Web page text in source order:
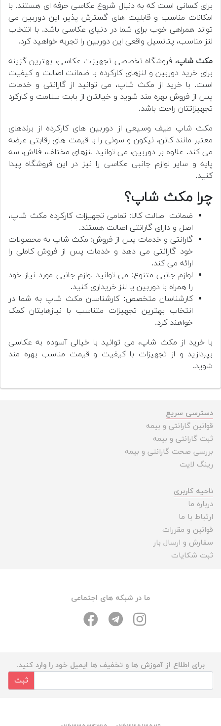
برای کسانی است که به دنبال شروع عکاسی حرفه ای هستند. با
امکانات مناسب و قابلیت های گسترش پذیر، این دوربین می
تواند همراهی خوب برای شما در دنیای عکاسی باشد. با انتخاب
لنز مناسب، پتانسیل واقعی این دوربین را تجربه خواهید کرد.
مکث شاپ، فروشگاه تخصصی تجهیزات عکاسی، بهترین گزینه
برای خرید دوربین و لنزهای کارکرده با ضمانت اصالت و کیفیت
است. با خرید از مکث شاپ، می توانید از گارانتی و خدمات
پس از فروش بهره مند شوید و خیالتان از بابت سلامت و کارکرد
تجهیزاتتان راحت باشد.
مکث شاپ طیف وسیعی از دوربین های کارکرده از برندهای
معتبر مانند کانن، نیکون و سونی را با قیمت های رقابتی عرضه
می کند. علاوه بر دوربین، می توانید لنزهای مختلف، فلاش، سه
پایه و سایر لوازم جانبی عکاسی را نیز در این فروشگاه پیدا
کنید.
چرا مکث شاپ؟
ضمانت اصالت کالا: تمامی تجهیزات کارکرده مکث شاپ،
اصل و دارای گارانتی اصالت هستند.
گارانتی و خدمات پس از فروش: مکث شاپ به محصولات
خود گارانتی می دهد و خدمات پس از فروش کاملی را
ارائه می کند.
لوازم جانبی متنوع: می توانید لوازم جانبی مورد نیاز خود
را همراه با دوربین یا لنز خریداری کنید.
کارشناسان متخصص: کارشناسان مکث شاپ به شما در
انتخاب بهترین تجهیزات متناسب با نیازهایتان کمک
خواهند کرد.
با خرید از مکث شاپ، می توانید با خیالی آسوده به عکاسی
بپردازید و از تجهیزات با کیفیت و قیمت مناسب بهره مند
شوید.
دسترسی سریع
قوانین گارانتی و بیمه
ثبت گارانتی و بیمه
بررسی صحت گارانتی و بیمه
رینگ لایت
ناحیه کاربری
درباره ما
ارتباط با ما
قوانین و مقررات
سفارش و ارسال بار
ثبت شکایات
ما در شبکه های اجتماعی
برای اطلاع از آموزش ها و تخفیف ها ایمیل خود را وارد کنید.
ثبت